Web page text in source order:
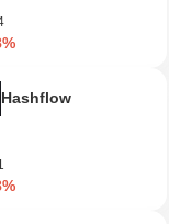
Hashflow